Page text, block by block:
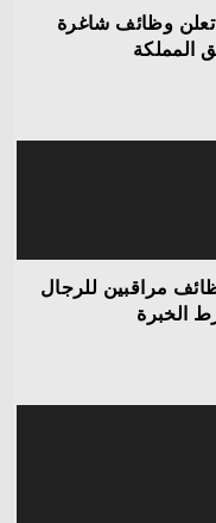
وظائف شاغرة
المملكة
مراقبين للرجال
الخبرة